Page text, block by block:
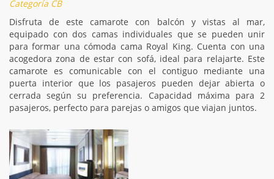
Categoría CB
Disfruta de este camarote con balcón y vistas al mar,
equipado con dos camas individuales que se pueden unir
para formar una cómoda cama Royal King. Cuenta con una
acogedora zona de estar con sofá, ideal para relajarte. Este
camarote es comunicable con el contiguo mediante una
puerta interior que los pasajeros pueden dejar abierta o
cerrada según su preferencia. Capacidad máxima para 2
pasajeros, perfecto para parejas o amigos que viajan juntos.